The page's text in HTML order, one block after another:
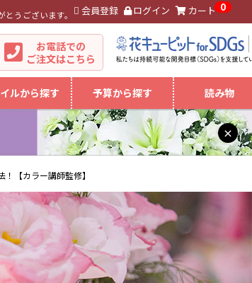
とうございます。 会員登録 ログイン カート 0
お電話での
ご注文はこちら
ルから探す 予算から探す 読み物
×
【カラー講師監修】